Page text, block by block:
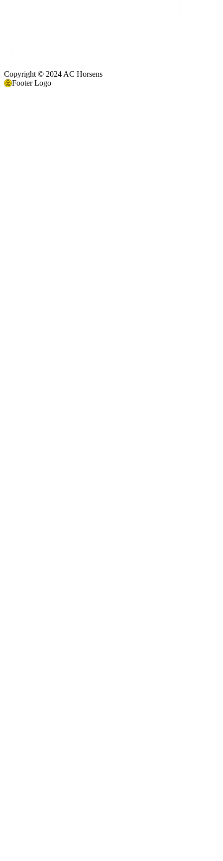
Copyright © 2024 AC Horsens
Footer Logo